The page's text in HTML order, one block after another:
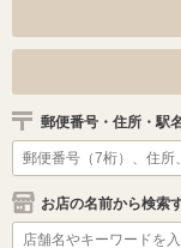
郵便番号・住所・駅
お店の名前から検索